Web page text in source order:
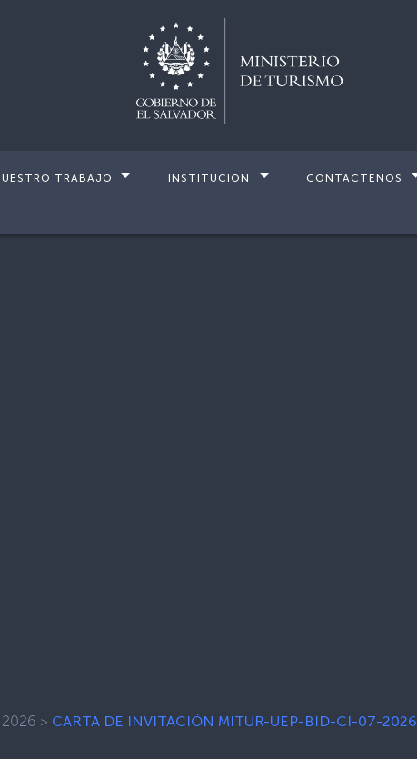
TRABAJO INSTITUCIÓN CONTÁCTENOS
> CARTA DE INVITACIÓN MITUR-UEP-BID-CI-07-2026